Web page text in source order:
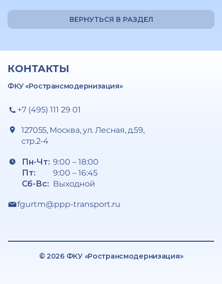
ВЕРНУТЬСЯ В РАЗДЕЛ
КОНТАКТЫ
ФКУ «Ространсмодернизация»
+7 (495) 111 29 01
127055, Москва, ул. Лесная, д.59,
стр.2-4
Пн-Чт:
Пт:
Сб-Вс:
9:00 – 18:00
9:00 – 16:45
Выходной
fgurtm@ppp-transport.ru
© 2026 ФКУ «Ространсмодернизация»